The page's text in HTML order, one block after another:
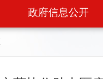
政府信息公开